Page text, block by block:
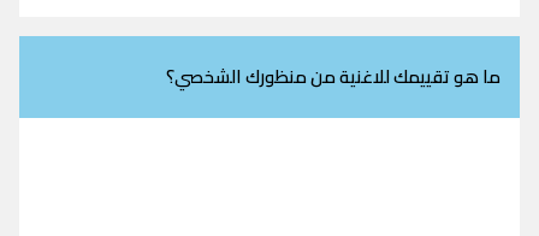
ما هو تقييمك للاغنية من منظورك الشخصي؟